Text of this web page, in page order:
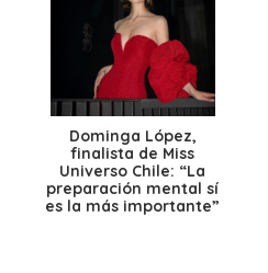
Dominga López,
finalista de Miss
Universo Chile: “La
preparación mental sí
es la más importante”